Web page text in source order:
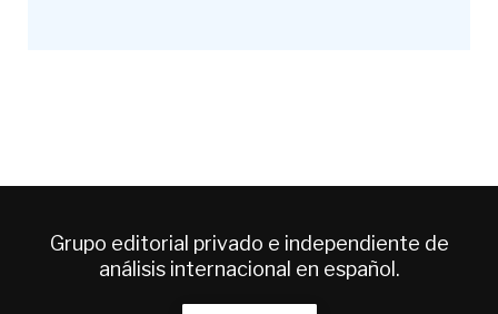
Grupo editorial privado e independiente de
análisis internacional en español.